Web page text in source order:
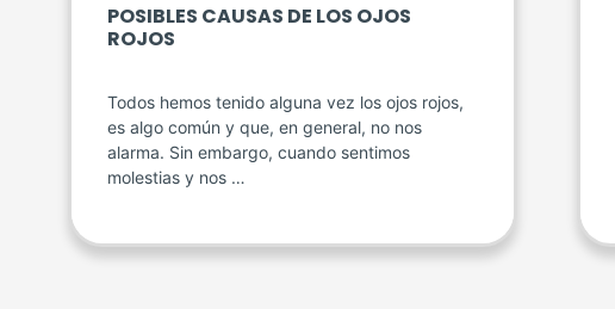
POSIBLES CAUSAS DE LOS OJOS
ROJOS
Todos hemos tenido alguna vez los ojos rojos,
es algo común y que, en general, no nos
alarma. Sin embargo, cuando sentimos
molestias y nos …